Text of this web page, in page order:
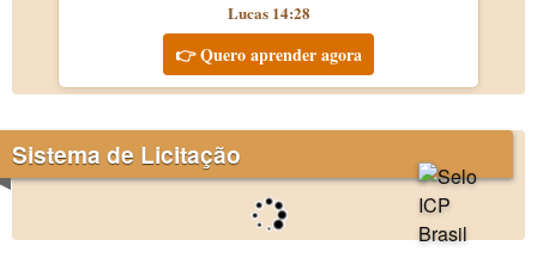
Lucas 14:28
👉 Quero aprender agora
Sistema de Licitação